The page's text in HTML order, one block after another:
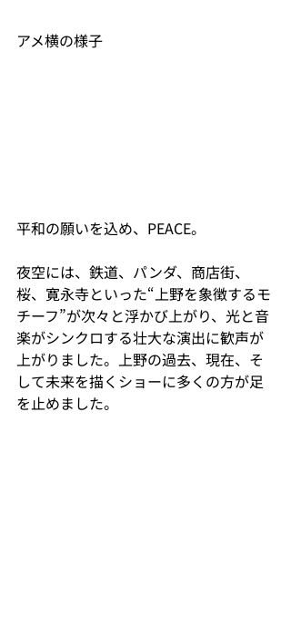
アメ横の様子
平和の願いを込め、PEACE。
夜空には、鉄道、パンダ、商店街、
桜、寛永寺といった“上野を象徴するモ
チーフ”が次々と浮かび上がり、光と音
楽がシンクロする壮大な演出に歓声が
上がりました。上野の過去、現在、そ
して未来を描くショーに多くの方が足
を止めました。